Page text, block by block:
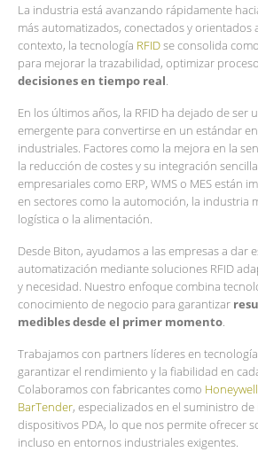
La industria está avanzando rápidamente
más automatizados, conectados y orientados
contexto, la tecnología RFIDse consolida
para mejorar la trazabilidad, optimizar
decisiones en tiempo real
En los últimos años, la RFID ha dejado de ser
emergente para convertirse en un estándar
industriales. Factores como la mejora en la
la reducción de costes y su integración
empresariales como ERP, WMS o MES están
en sectores como la automoción, la industria
logística o la alimentación.
Desde Biton, ayudamos a las empresas a dar
automatización mediante soluciones RFID
y necesidad. Nuestro enfoque combina
conocimiento de negocio para garantizar
medibles desde el primer momento.
Trabajamos con partners líderes en
garantizar el rendimiento y la fiabilidad en
Colaboramos con fabricantes como Honeywell
BarTender, especializados en el suministro
dispositivos PDA, lo que nos permite ofrecer
incluso en entornos industriales exigentes.